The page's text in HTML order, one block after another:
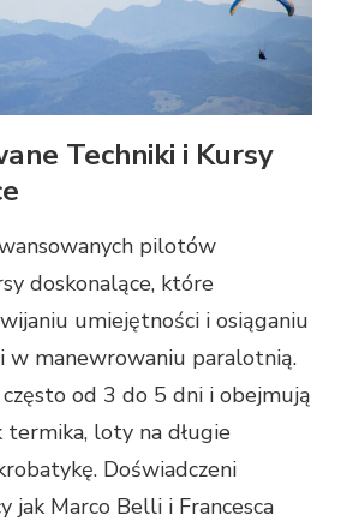
Techniki i Kursy
pilotów
doskonalące, które
umiejętności i osiąganiu
w manewrowaniu paralotnią.
od 3 do 5 dni i obejmują
loty na długie
Doświadczeni
jak Marco Belli i Francesca